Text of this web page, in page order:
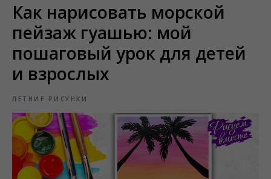
Как нарисовать морской
пейзаж гуашью: мой
пошаговый урок для детей
и взрослых
ЛЕТНИЕ РИСУНКИ